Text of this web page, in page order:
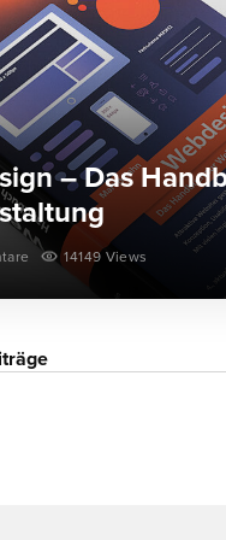
– Das
14149 Views